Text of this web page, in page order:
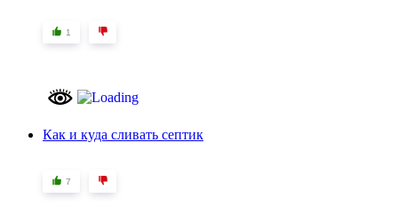
1
Как и куда сливать септик
7